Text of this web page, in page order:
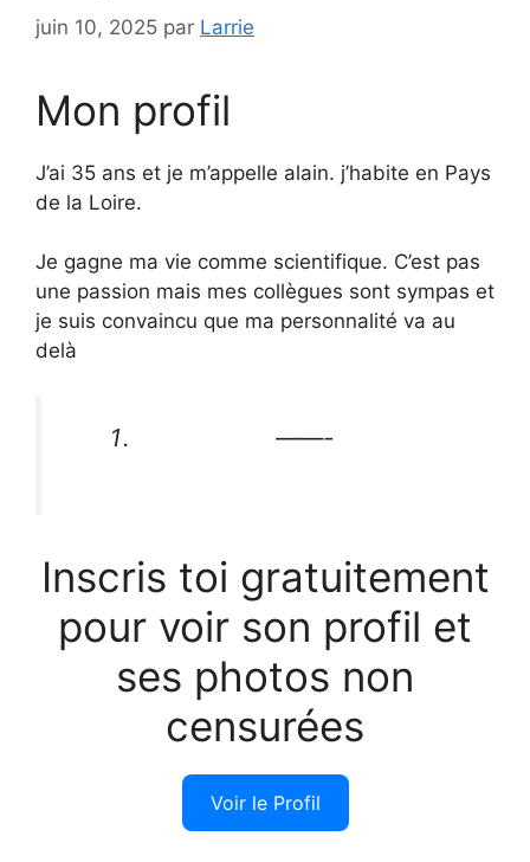
juin 10, 2025 par Larrie
Mon profil
J’ai 35 ans et je m’appelle alain. j’habite en Pays
de la Loire.
Je gagne ma vie comme scientifique. C’est pas
une passion mais mes collègues sont sympas et
je suis convaincu que ma personnalité va au
delà
——-
Inscris toi gratuitement
pour voir son profil et
ses photos non
censurées
Voir le Profil